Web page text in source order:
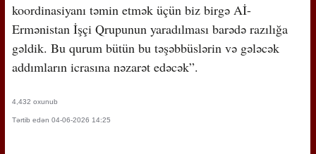
koordinasiyanı təmin etmək üçün biz birgə Aİ-
Ermənistan İşçi Qrupunun yaradılması barədə razılığa
gəldik. Bu qurum bütün bu təşəbbüslərin və gələcək
addımların icrasına nəzarət edəcək”.
4,432 oxunub
Tərtib edən 04-06-2026 14:25